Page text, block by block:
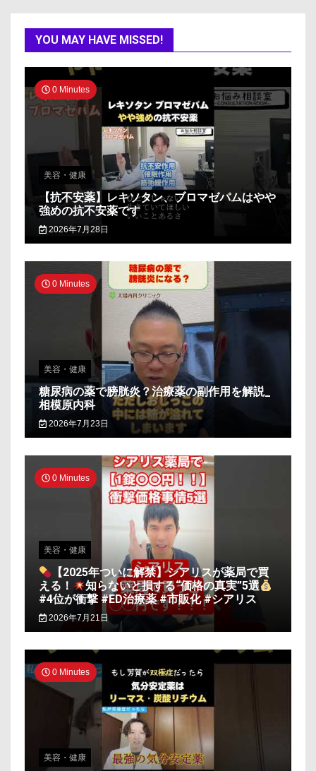
YOU MAY HAVE MISSED!
0 Minutes
美容・健康
【抗不安薬】レキソタン、ブロマゼパムはやや
強めの抗不安薬です
2026年7月28日
0 Minutes
美容・健康
糖尿病の薬で膀胱炎？治療薬の副作用を解説_
相模原内科
2026年7月23日
0 Minutes
美容・健康
【2025年ついに解禁】シアリスが薬局で買
える！
知らないと損する“価格の真実”5選
#4位が衝撃 #ED治療薬 #市販化 #シアリス
2026年7月21日
0 Minutes
美容・健康